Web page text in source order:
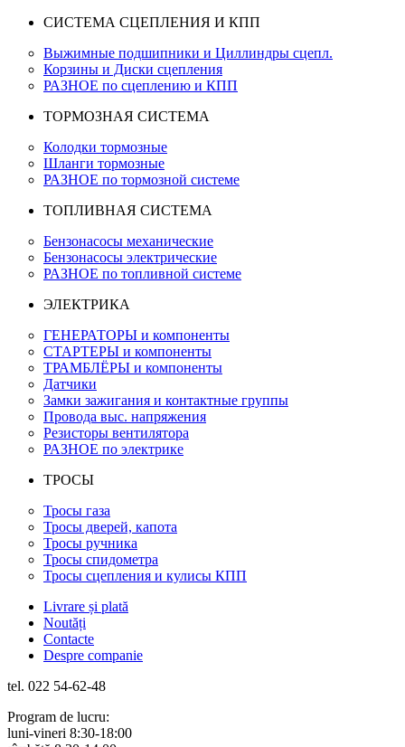
СИСТЕМА СЦЕПЛЕНИЯ И КПП
Выжимные подшипники и Циллиндры сцепл.
Корзины и Диски сцепления
РАЗНОЕ по сцеплению и КПП
ТОРМОЗНАЯ СИСТЕМА
Колодки тормозные
Шланги тормозные
РАЗНОЕ по тормозной системе
ТОПЛИВНАЯ СИСТЕМА
Бензонасосы механические
Бензонасосы электрические
РАЗНОЕ по топливной системе
ЭЛЕКТРИКА
ГЕНЕРАТОРЫ и компоненты
СТАРТЕРЫ и компоненты
ТРАМБЛЁРЫ и компоненты
Датчики
Замки зажигания и контактные группы
Провода выс. напряжения
Резисторы вентилятора
РАЗНОЕ по электрике
ТРОСЫ
Тросы газа
Тросы дверей, капота
Тросы ручника
Тросы спидометра
Тросы сцепления и кулисы КПП
Livrare și plată
Noutăți
Contacte
Despre companie
tel. 022 54-62-48
Program de lucru:
luni-vineri 8:30-18:00